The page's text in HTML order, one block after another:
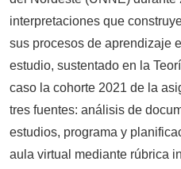
interpretaciones que
sus procesos de aprendizaje
estudio, sustentado en la
caso la cohorte 2021 de la
tres fuentes: análisis de
estudios, programa y
aula virtual mediante rúbrica